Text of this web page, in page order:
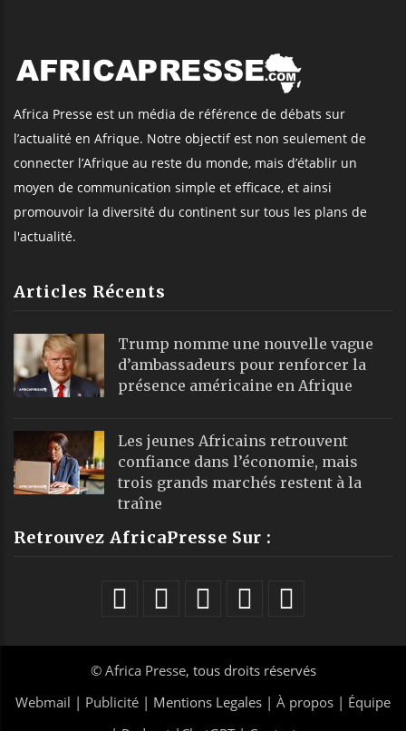
Africa Presse est un média de référence de débats sur
l’actualité en Afrique. Notre objectif est non seulement de
connecter l’Afrique au reste du monde, mais d’établir un
moyen de communication simple et efficace, et ainsi
promouvoir la diversité du continent sur tous les plans de
l'actualité.
Articles Récents
Trump nomme une nouvelle vague
d’ambassadeurs pour renforcer la
présence américaine en Afrique
Les jeunes Africains retrouvent
confiance dans l’économie, mais
trois grands marchés restent à la
traîne
Retrouvez AfricaPresse Sur :
© Africa Presse, tous droits réservés
Webmail | Publicité | Mentions Legales | À propos | Équipe